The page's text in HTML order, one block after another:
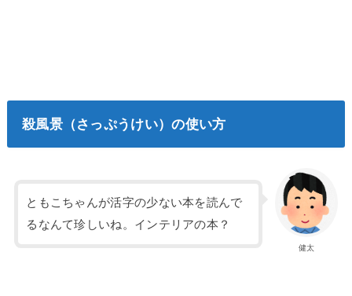
殺風景（さっぷうけい）の使い方
健太
ともこちゃんが活字の少ない本を読んで
るなんて珍しいね。インテリアの本？